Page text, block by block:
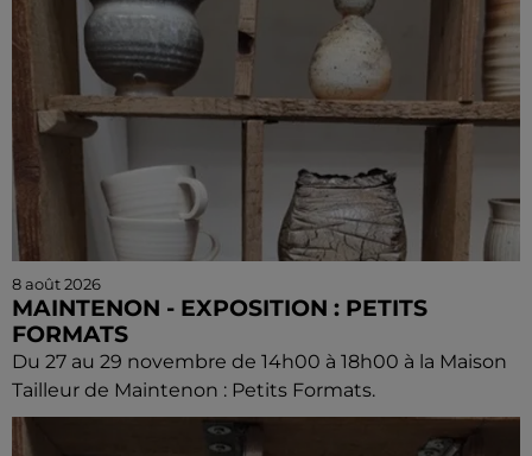
8 août 2026
MAINTENON - EXPOSITION : PETITS
FORMATS
Du 27 au 29 novembre de 14h00 à 18h00 à la Maison
Tailleur de Maintenon : Petits Formats.